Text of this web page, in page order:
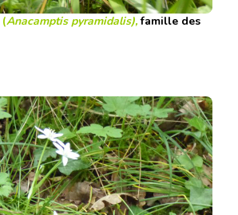
(Anacamptis pyramidalis),famille des